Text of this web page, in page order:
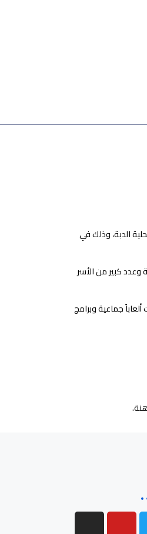
الدبة، وذلك في
وعدد كبير من الأسر
جماعية وبرامج